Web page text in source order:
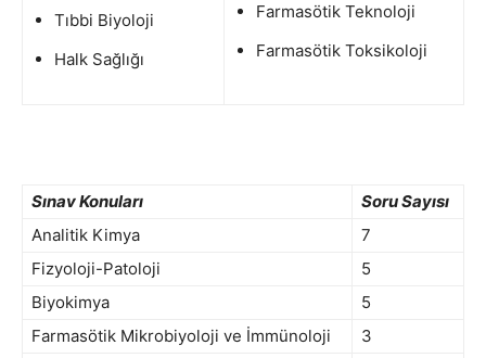
Tıbbi Biyoloji
Halk Sağlığı
Farmasötik Teknoloji
Farmasötik Toksikoloji
Sınav Konuları
Soru Sayısı
Analitik Kimya
7
Fizyoloji-Patoloji
5
Biyokimya
5
Farmasötik Mikrobiyoloji ve İmmünoloji
3